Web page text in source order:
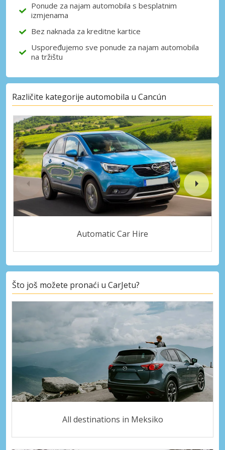
Ponude za najam automobila s besplatnim
izmjenama
Bez naknada za kreditne kartice
Uspoređujemo sve ponude za najam automobila
na tržištu
Različite kategorije automobila u Cancún
Automatic Car Hire
Što još možete pronaći u CarJetu?
All destinations in Meksiko